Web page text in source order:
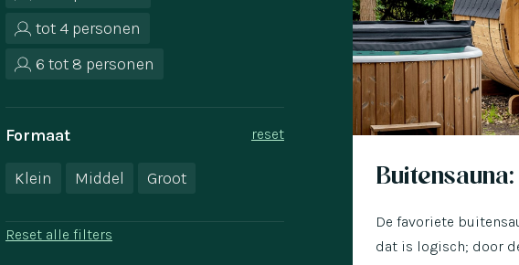
tot 4 personen
6 tot 8 personen
Formaat reset
Klein Middel Groot
Reset alle filters
De favoriete
dat is logisch; door